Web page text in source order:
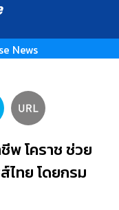
News
พ โคราช ช่วย
ไทย โดยกรม